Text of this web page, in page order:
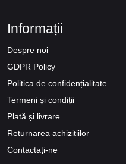
Informații
Despre noi
GDPR Policy
Politica de confidențialitate
Termeni și condiții
Plată și livrare
Returnarea achizițiilor
Contactați-ne